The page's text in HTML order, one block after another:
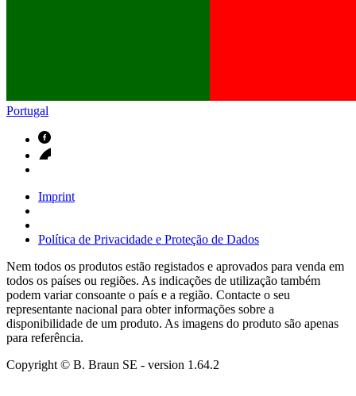
Portugal
Imprint
Política de Privacidade e Proteção de Dados
Nem todos os produtos estão registados e aprovados para venda em
todos os países ou regiões. As indicações de utilização também
podem variar consoante o país e a região. Contacte o seu
representante nacional para obter informações sobre a
disponibilidade de um produto. As imagens do produto são apenas
para referência.
Copyright © B. Braun SE - version 1.64.2